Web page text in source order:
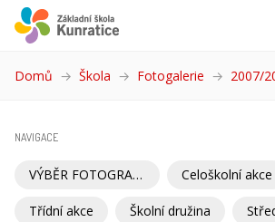
Domů Škola Fotogalerie 2007/
NAVIGACE
VÝBĚR FOTOGRAFIÍ Celoškolní akce
Třídní akce Školní družina